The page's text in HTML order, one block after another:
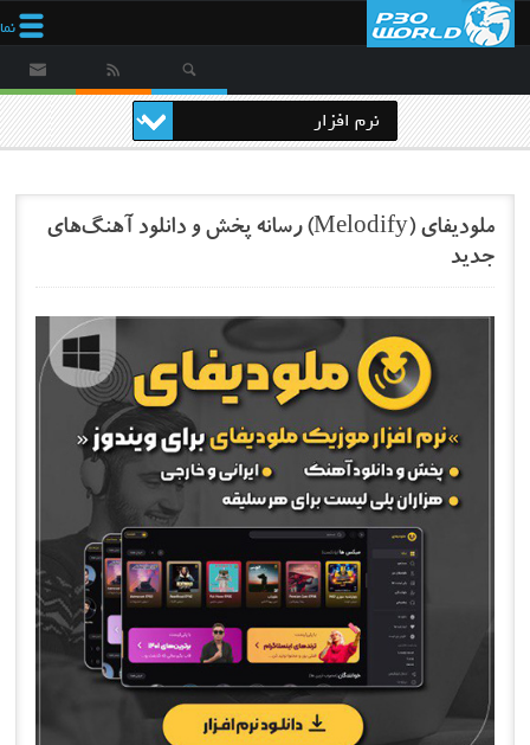
منو
ملودیفای (Melodify) رسانه پخش و دانلود آهنگ‌های